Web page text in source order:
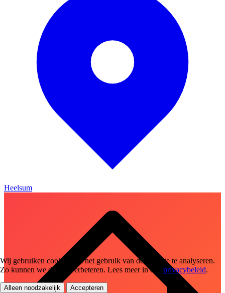
Heelsum
Wij gebruiken cookies om het gebruik van de website te analyseren.
Zo kunnen we de site verbeteren. Lees meer in ons privacybeleid.
Alleen noodzakelijk Accepteren